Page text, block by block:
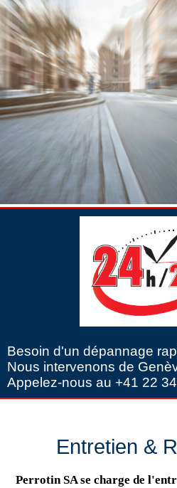
Besoin d'un dépannage
Nous intervenons de
Appelez-nous au +41 22
Entretien &
Perrotin SA se charge de